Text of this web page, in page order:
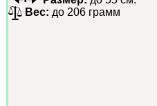
Вес: до 206 грамм